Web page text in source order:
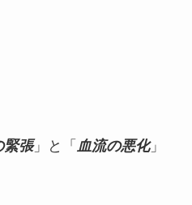
緊張」と「 血流の悪化」